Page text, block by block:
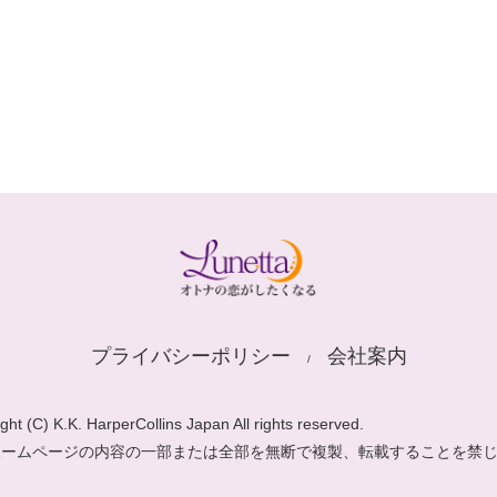
プライバシーポリシー 会社案内
(C) K.K. HarperCollins Japan All rights reserved.
ムページの内容の一部または全部を無断で複製、転載することを禁